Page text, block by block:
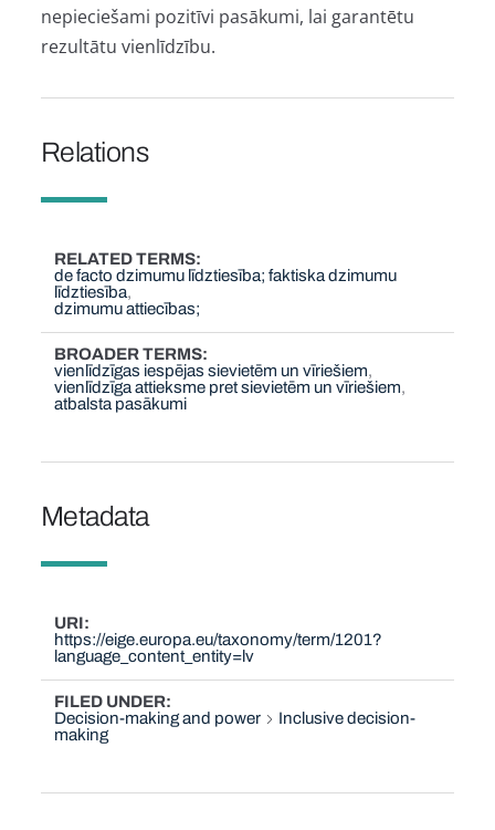
nepieciešami pozitīvi pasākumi, lai garantētu
rezultātu vienlīdzību.
Relations
RELATED TERMS
de facto dzimumu līdztiesība; faktiska dzimumu
līdztiesība
dzimumu attiecības;
BROADER TERMS
vienlīdzīgas iespējas sievietēm un vīriešiem
vienlīdzīga attieksme pret sievietēm un vīriešiem
atbalsta pasākumi
Metadata
URI
https://eige.europa.eu/taxonomy/term/1201?
language_content_entity=lv
FILED UNDER
Decision-making and power
Inclusive decision-
making